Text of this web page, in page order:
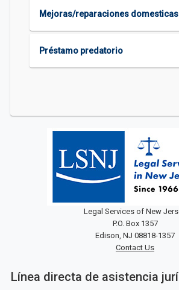
Mejoras/reparaciones domesticas
Préstamo predatorio
Legal Services of New
P.O. Box 1357
Edison, NJ 08818-1357
Contact Us
Línea directa de asistencia